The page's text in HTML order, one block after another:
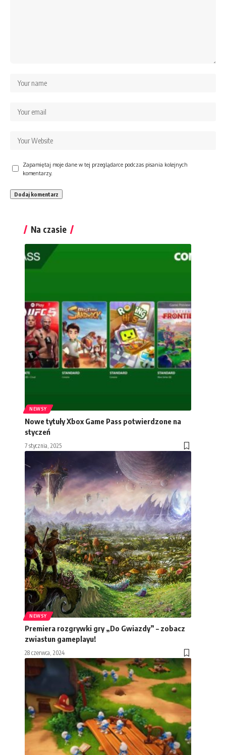
Zapamiętaj moje dane w tej przeglądarce podczas pisania kolejnych
komentarzy.
Na czasie
NEWSY
Nowe tytuły Xbox Game Pass potwierdzone na
styczeń
7 stycznia, 2025
NEWSY
Premiera rozgrywki gry „Do Gwiazdy” – zobacz
zwiastun gameplayu!
28 czerwca, 2024